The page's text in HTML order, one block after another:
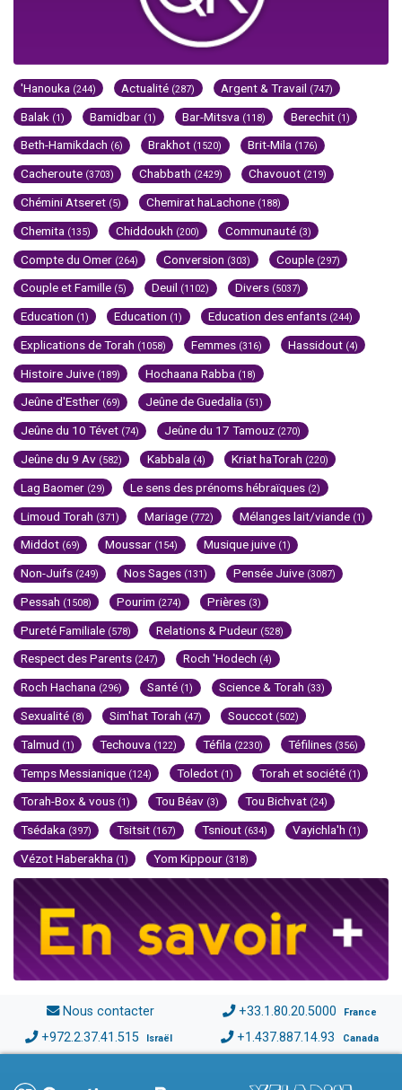
'Hanouka (244) Actualité (287) Argent & Travail (747)
Balak (1) Bamidbar (1) Bar-Mitsva (118) Berechit (1)
Beth-Hamikdach (6) Brakhot (1520) Brit-Mila (176)
Cacheroute (3703) Chabbath (2429) Chavouot (219)
Chémini Atseret (5) Chemirat haLachone (188)
Chemita (135) Chiddoukh (200) Communauté (3)
Compte du Omer (264) Conversion (303) Couple (297)
Couple et Famille (5) Deuil (1102) Divers (5037)
Education (1) Education (1) Education des enfants (244)
Explications de Torah (1058) Femmes (316) Hassidout (4)
Histoire Juive (189) Hochaana Rabba (18)
Jeûne d'Esther (69) Jeûne de Guedalia (51)
Jeûne du 10 Tévet (74) Jeûne du 17 Tamouz (270)
Jeûne du 9 Av (582) Kabbala (4) Kriat haTorah (220)
Lag Baomer (29) Le sens des prénoms hébraïques (2)
Limoud Torah (371) Mariage (772) Mélanges lait/viande (1)
Middot (69) Moussar (154) Musique juive (1)
Non-Juifs (249) Nos Sages (131) Pensée Juive (3087)
Pessah (1508) Pourim (274) Prières (3)
Pureté Familiale (578) Relations & Pudeur (528)
Respect des Parents (247) Roch 'Hodech (4)
Roch Hachana (296) Santé (1) Science & Torah (33)
Sexualité (8) Sim'hat Torah (47) Souccot (502)
Talmud (1) Techouva (122) Téfila (2230) Téfilines (356)
Temps Messianique (124) Toledot (1) Torah et société (1)
Torah-Box & vous (1) Tou Béav (3) Tou Bichvat (24)
Tsédaka (397) Tsitsit (167) Tsniout (634) Vayichla'h (1)
Vézot Haberakha (1) Yom Kippour (318)
Nous contacter +33.1.80.20.5000 France
+972.2.37.41.515 Israël +1.437.887.14.93 Canada